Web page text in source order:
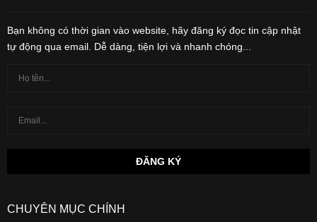
Bạn không có thời gian vào website, hãy đăng ký đọc tin cập nhật
tự động qua email. Dễ dàng, tiện lợi và nhanh chóng...
CHUYÊN MỤC CHÍNH